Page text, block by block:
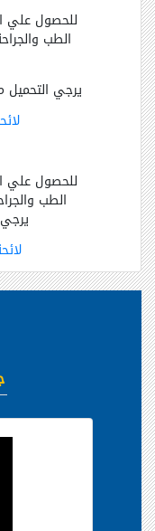
للحصول علي
الطب
(تعديل لائحة
للحصول علي